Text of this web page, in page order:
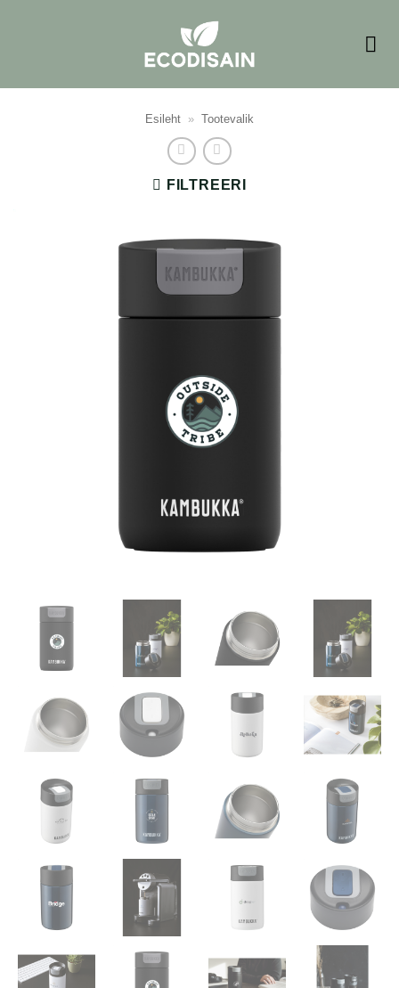
Esileht » Tootevalik
FILTREERI